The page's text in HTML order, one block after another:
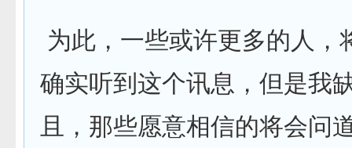
为此，一些或许更多的人，
确实听到这个讯息，但是我
且，那些愿意相信的将会问